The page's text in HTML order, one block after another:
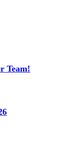
Team!